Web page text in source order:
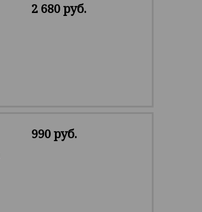
2 680 руб.
990 руб.